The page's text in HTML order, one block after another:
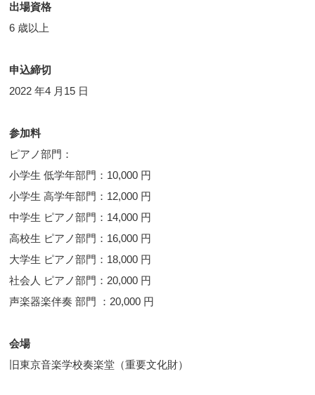
出場資格
6 歳以上
申込締切
2022 年4 月15 日
参加料
ピアノ部門：
小学生 低学年部門：10,000 円
小学生 高学年部門：12,000 円
中学生 ピアノ部門：14,000 円
高校生 ピアノ部門：16,000 円
大学生 ピアノ部門：18,000 円
社会人 ピアノ部門：20,000 円
声楽器楽伴奏 部門 ：20,000 円
会場
旧東京音楽学校奏楽堂（重要文化財）